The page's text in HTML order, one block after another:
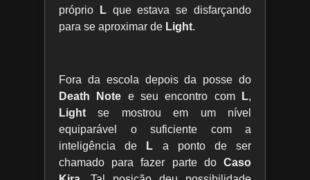
próprio
Lque estava se disfarçando
para se aproximar de Light.
Fora da escola depois da posse do
Death Note e seu encontro comL,
Light se mostrou em um nível
equiparável o suficiente com a
inteligência de
L a ponto de ser
chamado para fazer parte do Caso